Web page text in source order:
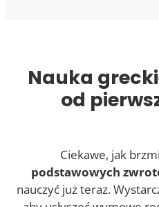
Nauka
od
Ciekawe, jak
podstawowych
nauczyć już teraz.